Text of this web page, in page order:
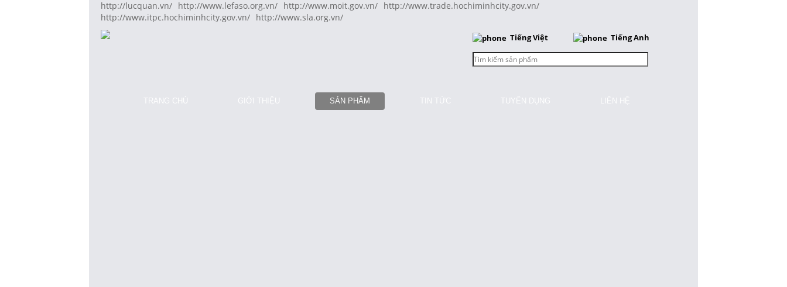
http://lucquan.vn/ http://www.lefaso.org.vn/ http://www.moit.gov.vn/ http://www.trade.hochiminhcity.gov.vn/
http://www.itpc.hochiminhcity.gov.vn/ http://www.sla.org.vn/
Tiếng Việt Tiếng Anh
TRANG CHỦ GIỚI THIỆU SẢN PHẨM TIN TỨC TUYỂN DỤNG LIÊN HỆ